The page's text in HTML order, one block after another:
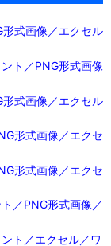
式画像／エクセル
ト／PNG形式画像
式画像／エクセル
形式画像／エクセ
形式画像／エクセ
／PNG形式画像／
ト／エクセル／ワ